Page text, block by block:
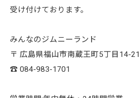
受け付けております。
みんなのジムニーランド
〒 広島県福山市南蔵王町5丁目14-21
☎︎ 084-983-1701